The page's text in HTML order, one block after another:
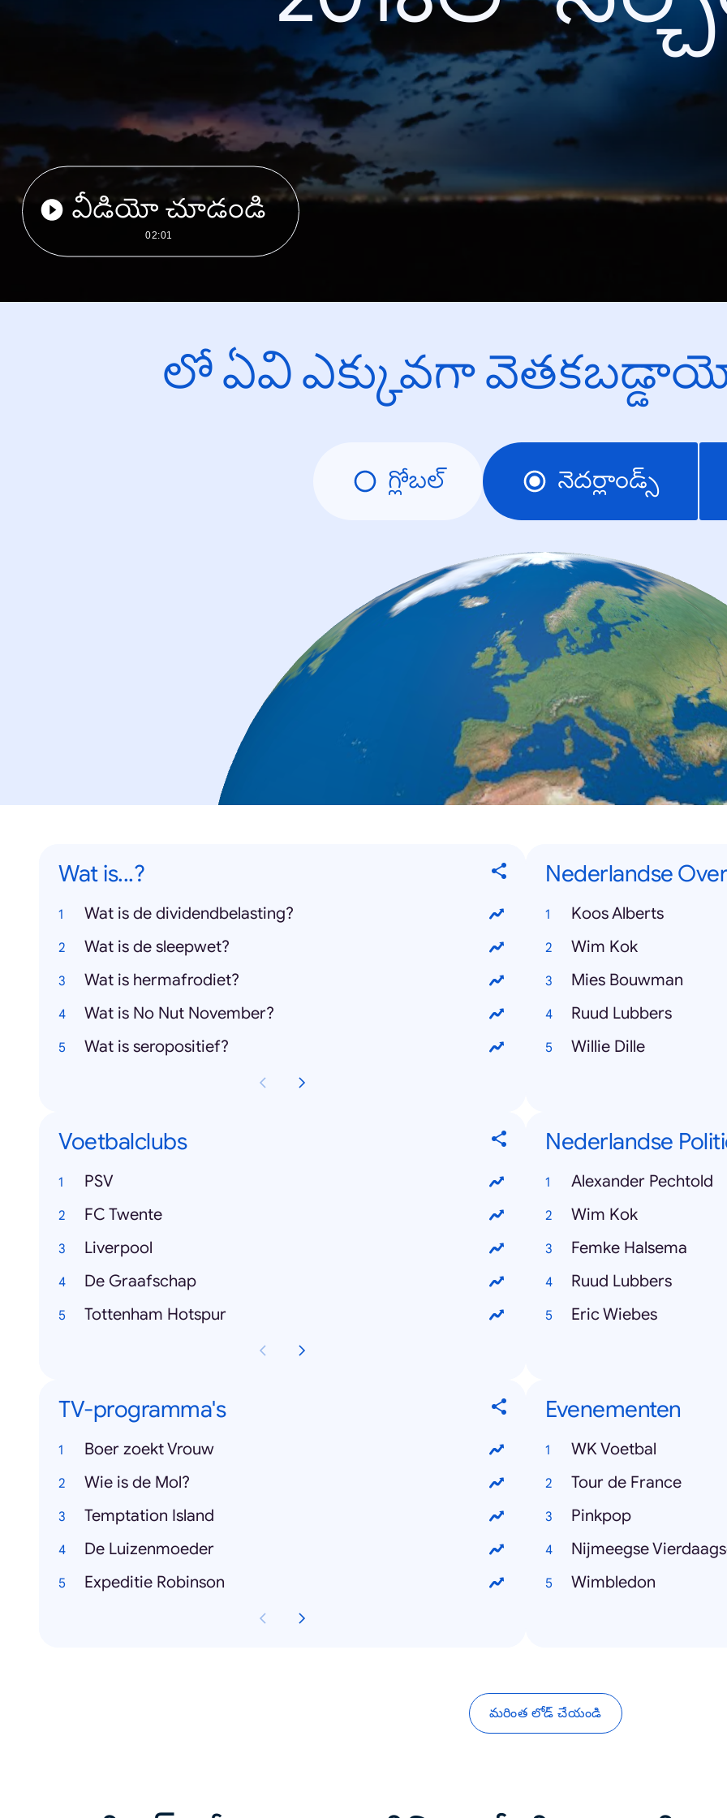
వీడియో చూడండి
02:01
లో ఏవి ఎక్కువగా
గ్లోబల్ నెదర్లాండ్స్
Wat is...?
Wat is de dividendbelasting?
Wat is de sleepwet?
Wat is hermafrodiet?
Wat is No Nut November?
Wat is seropositief?
Nederlandse
Koos Alberts
Wim Kok
Mies Bouwman
Ruud Lubbers
Willie Dille
Voetbalclubs
PSV
FC Twente
Liverpool
De Graafschap
Tottenham Hotspur
Nederlandse
Alexander Pechtold
Wim Kok
Femke Halsema
Ruud Lubbers
Eric Wiebes
TV-programma's
Boer zoekt Vrouw
Wie is de Mol?
Temptation Island
De Luizenmoeder
Expeditie Robinson
Evenementen
WK Voetbal
Tour de France
Pinkpop
Nijmeegse
Wimbledon
మరింత లోడ్ చేయండి